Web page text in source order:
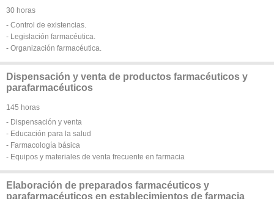
30 horas
- Control de existencias.
- Legislación farmacéutica.
- Organización farmacéutica.
Dispensación y venta de productos farmacéuticos y
parafarmacéuticos
145 horas
- Dispensación y venta
- Educación para la salud
- Farmacología básica
- Equipos y materiales de venta frecuente en farmacia
Elaboración de preparados farmacéuticos y
parafarmacéuticos en establecimientos de farmacia